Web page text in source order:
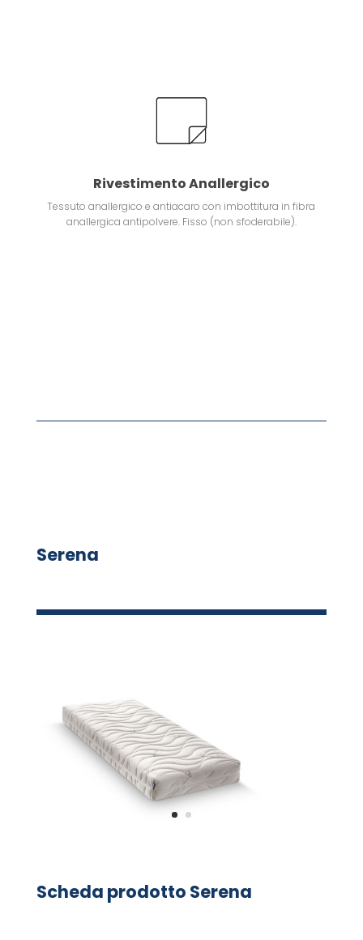
Rivestimento Anallergico
Tessuto anallergico e antiacaro con imbottitura in fibra
anallergica antipolvere. Fisso (non sfoderabile).
Serena
Scheda prodotto Serena